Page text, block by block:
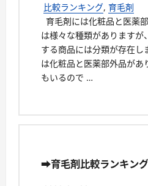
比較ランキング, 育毛剤
育毛剤には化粧品と医薬
は様々な種類がありますが
する商品には分類が存在し
は化粧品と医薬部外品があ
もいるので …
➡育毛剤比較ランキング